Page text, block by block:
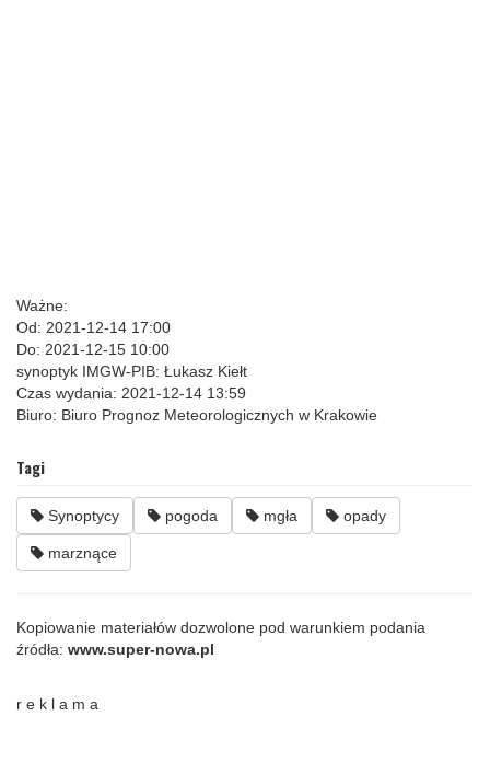
Ważne:
Od: 2021-12-14 17:00
Do: 2021-12-15 10:00
synoptyk IMGW-PIB: Łukasz Kiełt
Czas wydania: 2021-12-14 13:59
Biuro: Biuro Prognoz Meteorologicznych w Krakowie
Tagi
Synoptycy pogoda mgła opady
marznące
Kopiowanie materiałów dozwolone pod warunkiem podania
źródła: www.super-nowa.pl
r e k l a m a